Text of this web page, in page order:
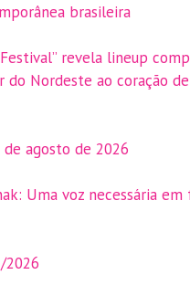
brasileira
Festival” revela lineup
do Nordeste ao coração de
de agosto de 2026
Uma voz necessária em
2026